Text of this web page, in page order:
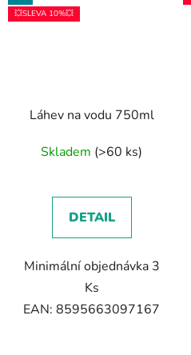
💥SLEVA 10%💥
Láhev na vodu 750ml
Skladem (>60 ks)
DETAIL
Minimální objednávka 3
Ks
EAN: 8595663097167